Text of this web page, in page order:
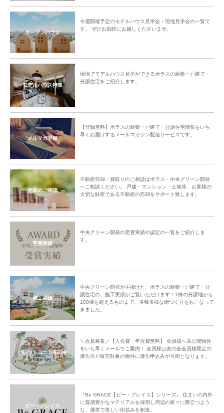
オープンハウス
今週開催予定のモデルハウス見学会・現地見学会の一覧で
す。 ぜひお気軽にお越しくださいませ。
モデルハウス特集
現地でモデルハウス見学ができるポラスの新築一戸建て・
分譲住宅をご紹介します。
メルマガ登録
【登録無料】ポラスの新築一戸建て・分譲住宅情報をいち
早くお届けするメールマガジン配信サービスです。
売却のご相談
不動産売却・買取りのご相談はポラス・中央グリーン開発
へご相談ください。 戸建・マンション・土地等、お客様の
大切な財産である不動産の売却をサポート致します。
受賞実績
中央グリーン開発の受賞実績や認定の一覧をご紹介しま
す。
施工実績
中央グリーン開発が手掛けた、ポラスの新築一戸建て・分
譲住宅の、施工実績がご覧いただけます！1棟の分譲地から
100棟を超えるものまで、多種多様な街づくりをおこなって
きました。
パレットコート友の会
＼会員募集／【入会費・年会費無料】 会員様へ未公開物件
をいち早くメールでご案内！ 会員様は友の会会員様限定の
優先住戸販売対象の物件に優先申込みが可能となります。
ビー・グレイス
『Be GRACE【ビー・グレイス】シリーズ』 住まいの内外
に質感豊かなマテリアルを採用し周辺の家々に際立つよう
な、優美で美しい街並みを創造。